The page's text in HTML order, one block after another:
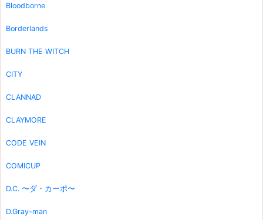
Bloodborne
Borderlands
BURN THE WITCH
CITY
CLANNAD
CLAYMORE
CODE VEIN
COMICUP
D.C. 〜ダ・カーポ〜
D.Gray-man